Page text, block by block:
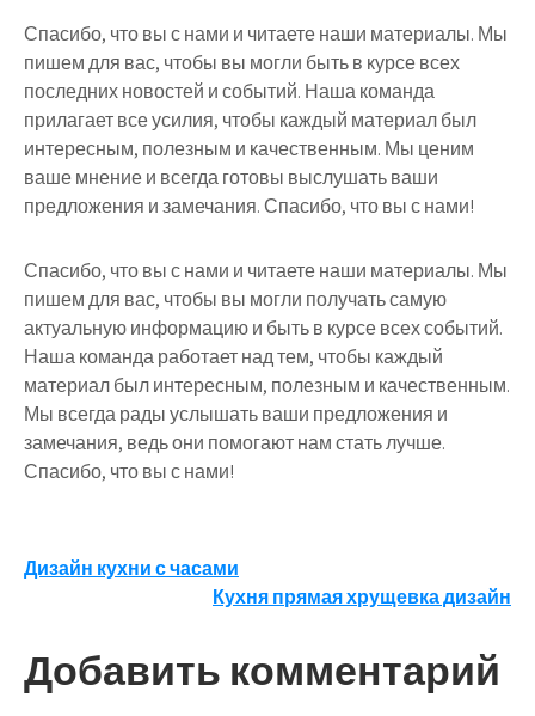
Спасибо, что вы с нами и читаете наши материалы. Мы
пишем для вас, чтобы вы могли быть в курсе всех
последних новостей и событий. Наша команда
прилагает все усилия, чтобы каждый материал был
интересным, полезным и качественным. Мы ценим
ваше мнение и всегда готовы выслушать ваши
предложения и замечания. Спасибо, что вы с нами!
Спасибо, что вы с нами и читаете наши материалы. Мы
пишем для вас, чтобы вы могли получать самую
актуальную информацию и быть в курсе всех событий.
Наша команда работает над тем, чтобы каждый
материал был интересным, полезным и качественным.
Мы всегда рады услышать ваши предложения и
замечания, ведь они помогают нам стать лучше.
Спасибо, что вы с нами!
Навигация
записям
Дизайн кухни с часами
Кухня прямая хрущевка дизайн
Добавить комментарий